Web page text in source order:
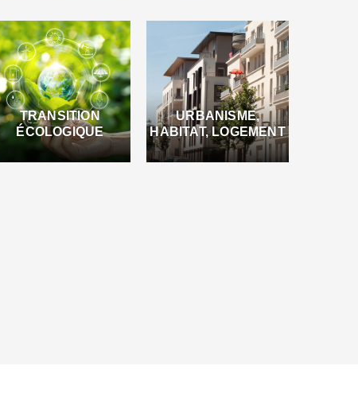
TRANSITION
ÉCOLOGIQUE
URBANISME,
HABITAT, LOGEMENT